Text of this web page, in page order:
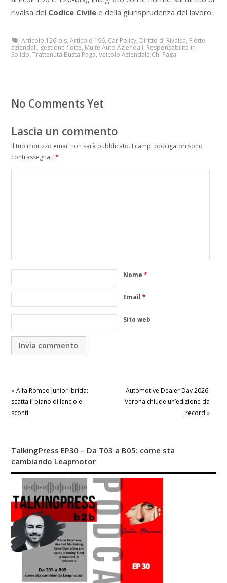
rivalsa del Codice Civilee della giurisprudenza del lavoro.
Articolo 126-bis,Articolo 196, Car Policy, Diritto di Rivalsa, Flotte
aziendali, gestione flotte, Multe Auto Aziendali, Responsabilità in
Solido, Trattenuta Busta Paga, Veicolo Aziendale Chi Paga
No Comments Yet
Lascia un commento
Il tuo indirizzo email non sarà pubblicato. I campi obbligatori sono
contrassegnati *
Nome *
Email *
Sito web
« Alfa Romeo Junior Ibrida:
scatta il piano di lancio e
sconti
Automotive Dealer Day 2026:
Verona chiude un’edizione da
record »
TalkingPress EP30 – Da T03 a B05: come sta
cambiando Leapmotor